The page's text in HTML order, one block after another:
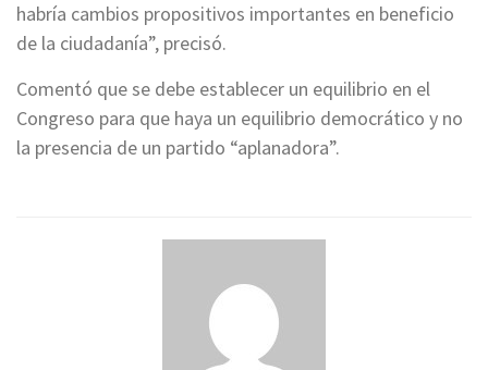
habría cambios propositivos importantes en beneficio
de la ciudadanía”, precisó.
Comentó que se debe establecer un equilibrio en el
Congreso para que haya un equilibrio democrático y no
la presencia de un partido “aplanadora”.